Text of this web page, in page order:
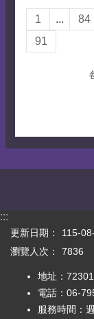
1 ... 84
91
:::
更新日期：
115-
瀏覽人次：
7836
地址：
電話：06-
服務時間：